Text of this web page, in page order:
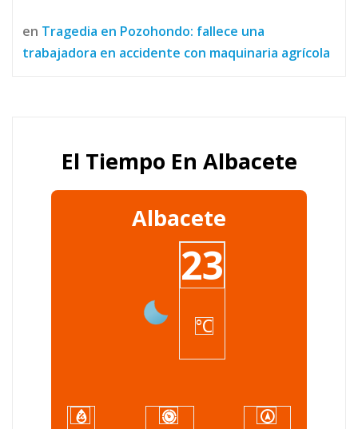
en Tragedia en Pozohondo: fallece una
trabajadora en accidente con maquinaria agrícola
El Tiempo En Albacete
Albacete
23
°C